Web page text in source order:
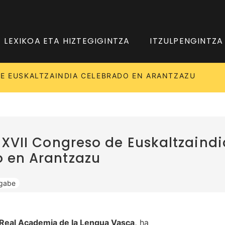
LEXIKOA ETA HIZTEGIGINTZA ITZULPENGINTZA
EUSKALTZAINDIA CELEBRADO EN ARANTZAZU
XVII Congreso de
Arantzazu
Academia de la Lengua Vasca, ha